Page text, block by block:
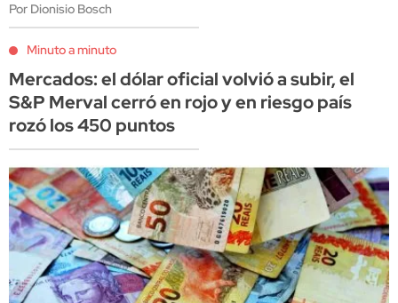
Por Dionisio Bosch
Minuto a minuto
Mercados: el dólar oficial volvió a subir, el
S&P Merval cerró en rojo y en riesgo país
rozó los 450 puntos